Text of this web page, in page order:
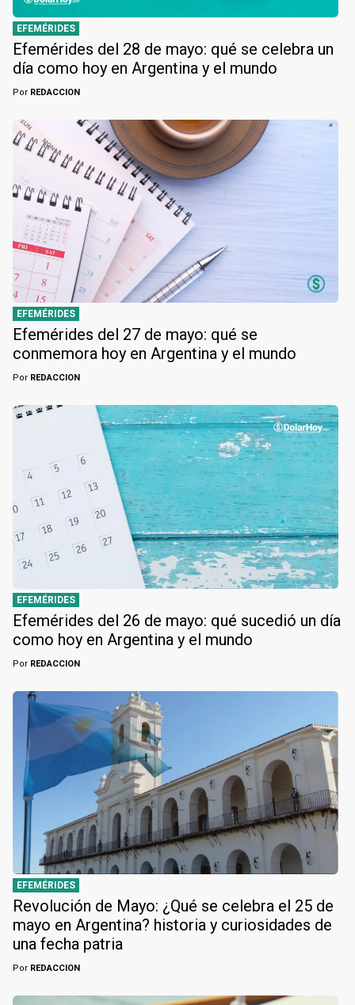
EFEMÉRIDES
Efemérides del 28 de mayo: qué se celebra un
día como hoy en Argentina y el mundo
Por REDACCION
EFEMÉRIDES
Efemérides del 27 de mayo: qué se
conmemora hoy en Argentina y el mundo
Por REDACCION
EFEMÉRIDES
Efemérides del 26 de mayo: qué sucedió un día
como hoy en Argentina y el mundo
Por REDACCION
EFEMÉRIDES
Revolución de Mayo: ¿Qué se celebra el 25 de
mayo en Argentina? historia y curiosidades de
una fecha patria
Por REDACCION